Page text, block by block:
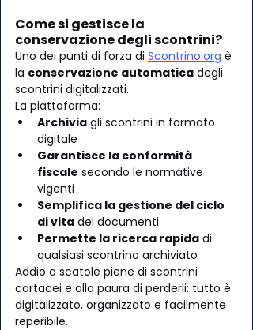
Come si gestisce la
conservazione degli scontrini?
Uno dei punti di forza di Scontrino.org è
la conservazione automatica degli
scontrini digitalizzati.
La piattaforma:
Archivia gli scontrini in formato
digitale
Garantisce la conformità
fiscale secondo le normative
vigenti
Semplifica la gestione del ciclo
di vita dei documenti
Permette la ricerca rapida di
qualsiasi scontrino archiviato
Addio a scatole piene di scontrini
cartacei e alla paura di perderli: tutto è
digitalizzato, organizzato e facilmente
reperibile.